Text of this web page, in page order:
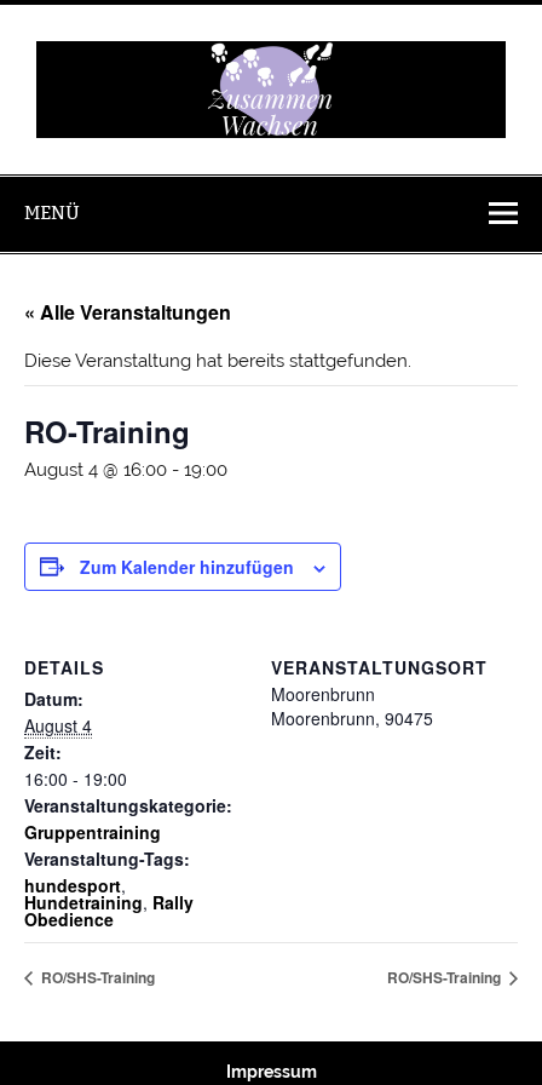
Zum
springen
Wachsen
MENÜ
« Alle Veranstaltungen
Diese Veranstaltung hat bereits stattgefunden.
RO-Training
August 4 @ 16:00 - 19:00
Zum Kalender hinzufügen
DETAILS
Datum:
August 4
Zeit:
16:00 - 19:00
Veranstaltungskategorie:
Gruppentraining
Veranstaltung-Tags:
hundesport,
Hundetraining, Rally
Obedience
VERANSTALTUNGSORT
Moorenbrunn
Moorenbrunn, 90475
RO/SHS-Training RO/SHS-Training
Impressum